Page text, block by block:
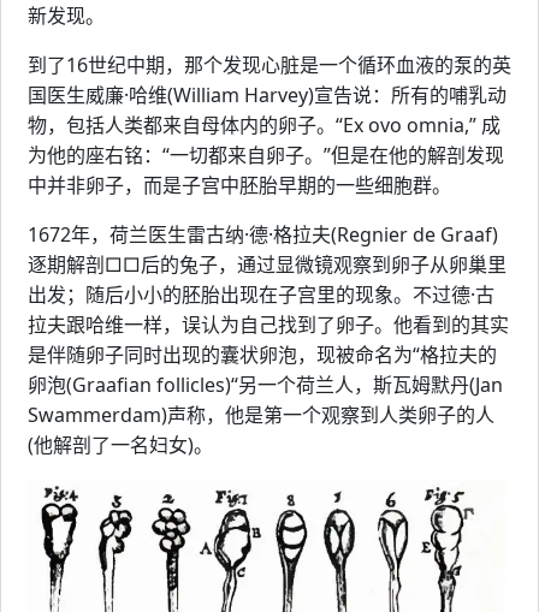
新发现。
到了16世纪中期，那个发现心脏是一个循环血液的泵的英
国医生威廉·哈维(William Harvey)宣告说：所有的哺乳动
物，包括人类都来自母体内的卵子。“Ex ovo omnia,” 成
为他的座右铭：“一切都来自卵子。”但是在他的解剖发现
中并非卵子，而是子宫中胚胎早期的一些细胞群。
1672年，荷兰医生雷古纳·德·格拉夫(Regnier de Graaf)
逐期解剖□□后的兔子，通过显微镜观察到卵子从卵巢里
出发；随后小小的胚胎出现在子宫里的现象。不过德·古
拉夫跟哈维一样，误认为自己找到了卵子。他看到的其实
是伴随卵子同时出现的囊状卵泡，现被命名为“格拉夫的
卵泡(Graafian follicles)“另一个荷兰人，斯瓦姆默丹(Jan
Swammerdam)声称，他是第一个观察到人类卵子的人
(他解剖了一名妇女)。